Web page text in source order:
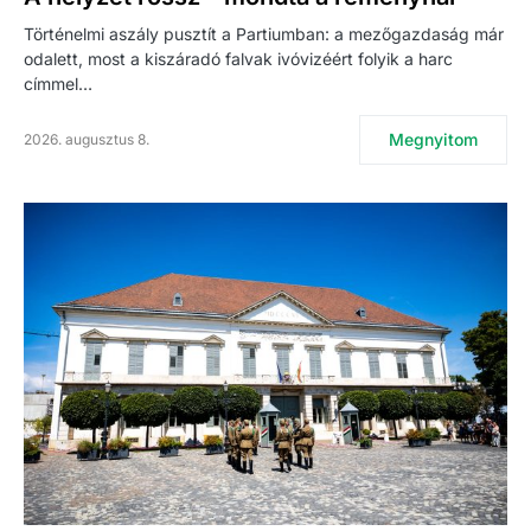
Történelmi aszály pusztít a Partiumban: a mezőgazdaság már
odalett, most a kiszáradó falvak ivóvizéért folyik a harc
címmel…
2026. augusztus 8. Megnyitom